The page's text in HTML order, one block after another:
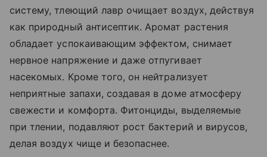
систему, тлеющий лавр очищает воздух, действуя
как природный антисептик. Аромат растения
обладает успокаивающим эффектом, снимает
нервное напряжение и даже отпугивает
насекомых. Кроме того, он нейтрализует
неприятные запахи, создавая в доме атмосферу
свежести и комфорта. Фитонциды, выделяемые
при тлении, подавляют рост бактерий и вирусов,
делая воздух чище и безопаснее.